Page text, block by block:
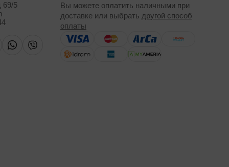
69/5
Вы можете оплатить наличными при
доставке или выбрать другой способ
оплаты